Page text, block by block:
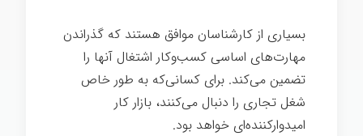
بسیاری از کارشناسان موافق هستند که گذراندن
مهارت‌های اساسی کسب‌وکار اشتغال آنها را
تضمین می‌کند. برای کسانی‌که به طور خاص
شغل تجاری را دنبال می‌کنند، بازار کار
امیدوارکننده‌ای خواهد بود.